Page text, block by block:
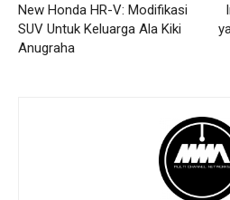
New Honda HR-V: Modifikasi
SUV Untuk Keluarga Ala Kiki
Anugraha